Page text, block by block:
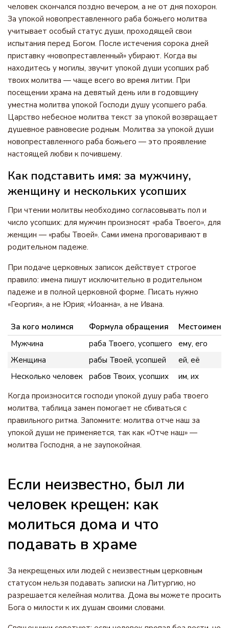
человек скончался поздно вечером, а не от дня похорон.
За упокой новопреставленного раба божьего молитва
учитывает особый статус души, проходящей свои
испытания перед Богом. После истечения сорока дней
приставку «новопреставленный» убирают. Когда вы
находитесь у могилы, звучит упокой души усопших раб
твоих молитва — чаще всего во время литии. При
посещении храма на девятый день или в годовщину
уместна молитва упокой Господи душу усопшего раба.
Царство небесное молитва текст за упокой возвращает
душевное равновесие родным. Молитва за упокой души
новопреставленного раба божьего — это проявление
настоящей любви к почившему.
Как подставить имя: за мужчину,
женщину и нескольких усопших
При чтении молитвы необходимо согласовывать пол и
число усопших: для мужчин произносят «раба Твоего», для
женщин — «рабы Твоей». Сами имена проговаривают в
родительном падеже.
При подаче церковных записок действует строгое
правило: имена пишут исключительно в родительном
падеже и в полной церковной форме. Писать нужно
«Георгия», а не Юрия; «Иоанна», а не Ивана.
За кого молимся Формула обращения
Мужчина
раба Твоего, усопшего
ему, его
Женщина
рабы Твоей, усопшей
ей, её
Несколько человек рабов Твоих, усопших
им, их
Когда произносится господи упокой душу раба твоего
молитва, таблица замен помогает не сбиваться с
правильного ритма. Запомните: молитва отче наш за
упокой души не применяется, так как «Отче наш» —
молитва Господня, а не заупокойная.
Если неизвестно, был ли
человек крещен: как
молиться дома и что
подавать в храме
За некрещеных или людей с неизвестным церковным
статусом нельзя подавать записки на Литургию, но
разрешается келейная молитва. Дома вы можете просить
Бога о милости к их душам своими словами.